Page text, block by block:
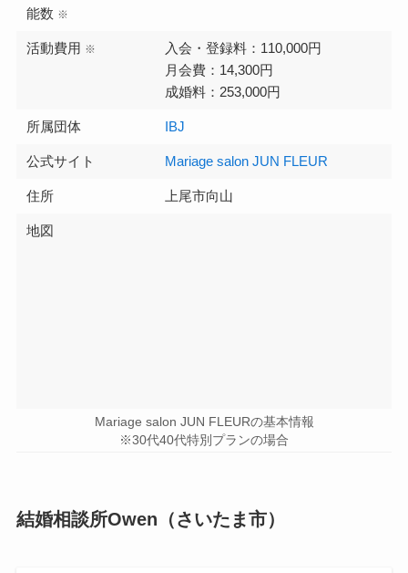
能数 ※
活動費用 ※
入会・登録料：110,000円
月会費：14,300円
成婚料：253,000円
所属団体 IBJ
公式サイト Mariage salon JUN FLEUR
住所 上尾市向山
地図
Mariage salon JUN FLEURの基本情報
※30代40代特別プランの場合
結婚相談所Owen（さいたま市）